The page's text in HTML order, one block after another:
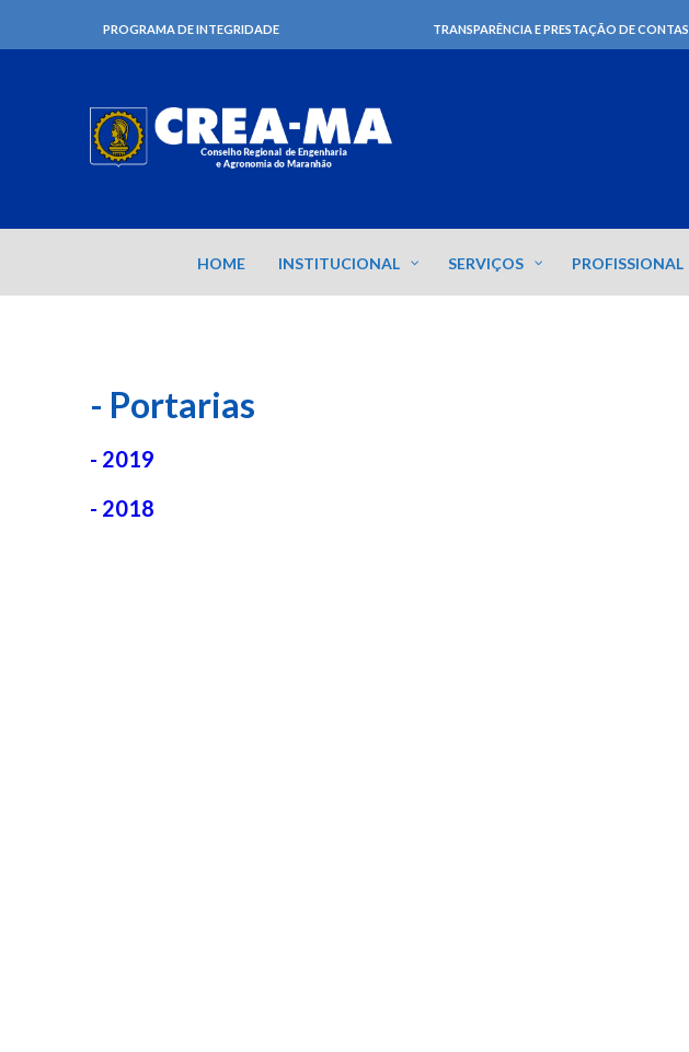
PROGRAMA DE INTEGRIDADE TRANSPARÊNCIA E PRESTAÇÃO DE CONTAS
HOME INSTITUCIONAL SERVIÇOS PROFISSIONAL
- Portarias
- 2019
- 2018